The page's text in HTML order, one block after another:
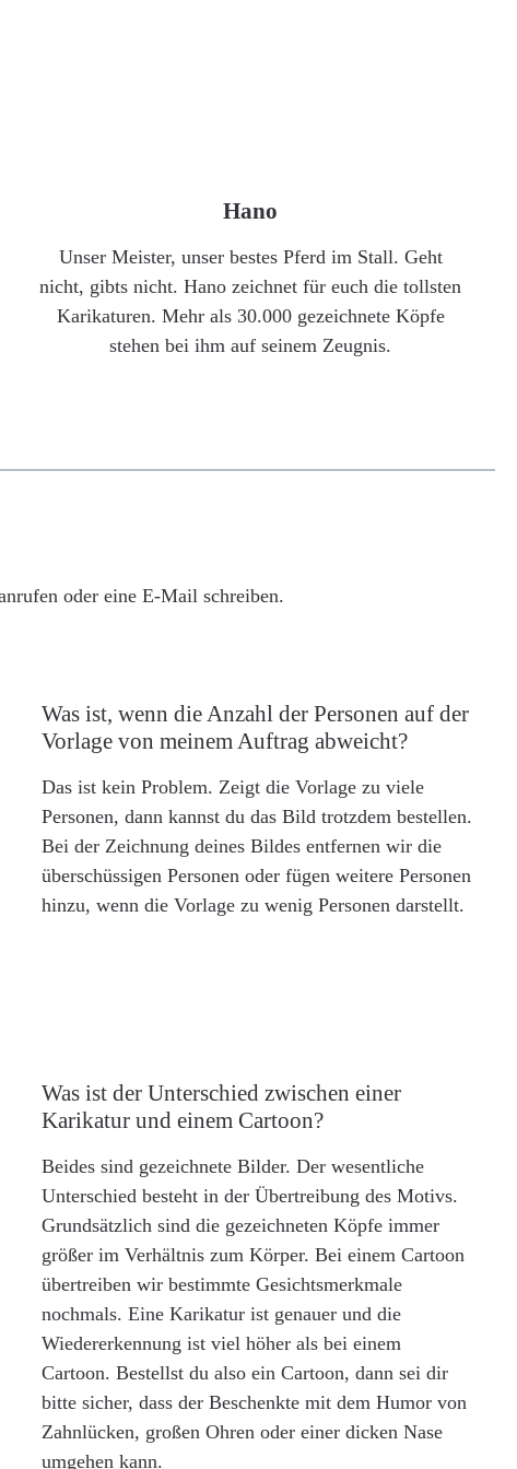
Hano
Unser Meister, unser bestes Pferd im Stall. Geht
nicht, gibts nicht. Hano zeichnet für euch die tollsten
Karikaturen. Mehr als 30.000 gezeichnete Köpfe
stehen bei ihm auf seinem Zeugnis.
oder eine E-Mail schreiben.
Was ist, wenn die Anzahl der Personen auf der
Vorlage von meinem Auftrag abweicht?
Das ist kein Problem. Zeigt die Vorlage zu viele
Personen, dann kannst du das Bild trotzdem bestellen.
Bei der Zeichnung deines Bildes entfernen wir die
überschüssigen Personen oder fügen weitere Personen
hinzu, wenn die Vorlage zu wenig Personen darstellt.
Was ist der Unterschied zwischen einer
Karikatur und einem Cartoon?
Beides sind gezeichnete Bilder. Der wesentliche
Unterschied besteht in der Übertreibung des Motivs.
Grundsätzlich sind die gezeichneten Köpfe immer
größer im Verhältnis zum Körper. Bei einem Cartoon
übertreiben wir bestimmte Gesichtsmerkmale
nochmals. Eine Karikatur ist genauer und die
Wiedererkennung ist viel höher als bei einem
Cartoon. Bestellst du also ein Cartoon, dann sei dir
bitte sicher, dass der Beschenkte mit dem Humor von
Zahnlücken, großen Ohren oder einer dicken Nase
umgehen kann.